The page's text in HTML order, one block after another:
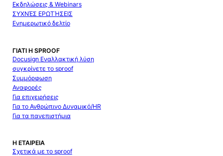
Εκδηλώσεις & Webinars
ΣΥΧΝΈΣ ΕΡΩΤΉΣΕΙΣ
Ενημερωτικό δελτίο
ΓΙΑΤΊ Η SPROOF
Docusign Εναλλακτική λύση
συγκρίνετε το sproof
Συμμόρφωση
Αναφορές
Για επιχειρήσεις
Για το Ανθρώπινο Δυναμικό/HR
Για τα πανεπιστήμια
Η ΕΤΑΙΡΕΊΑ
Σχετικά με το sproof